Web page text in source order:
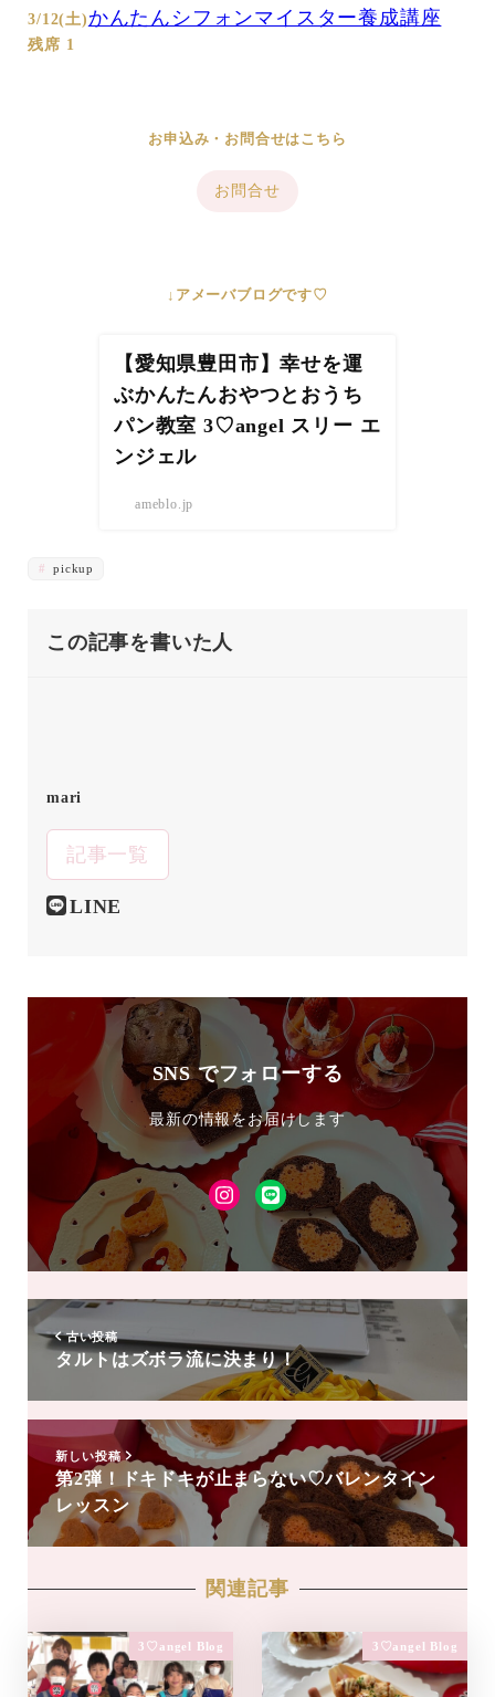
3/12(土)かんたんシフォンマイスター養成講座
残席 1
お申込み・お問合せはこちら
お問合せ
↓アメーバブログです♡
【愛知県豊田市】幸せを運
ぶかんたんおやつとおうち
パン教室 3♡angel スリー エ
ンジェル
ameblo.jp
pickup
この記事を書いた人
mari
記事一覧
LINE
SNS でフォローする
最新の情報をお届けします
Instagram
LINE
友
達
追
古い投稿
タルトはズボラ流に決まり！
新しい投稿
第2弾！ドキドキが止まらない♡バレンタイン
レッスン
関連記事
3♡angel Blog 3♡angel Blog